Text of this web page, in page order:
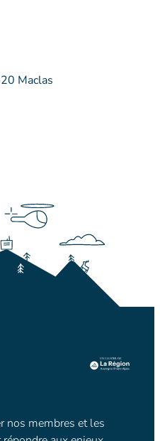
Maclas
nos membres et les